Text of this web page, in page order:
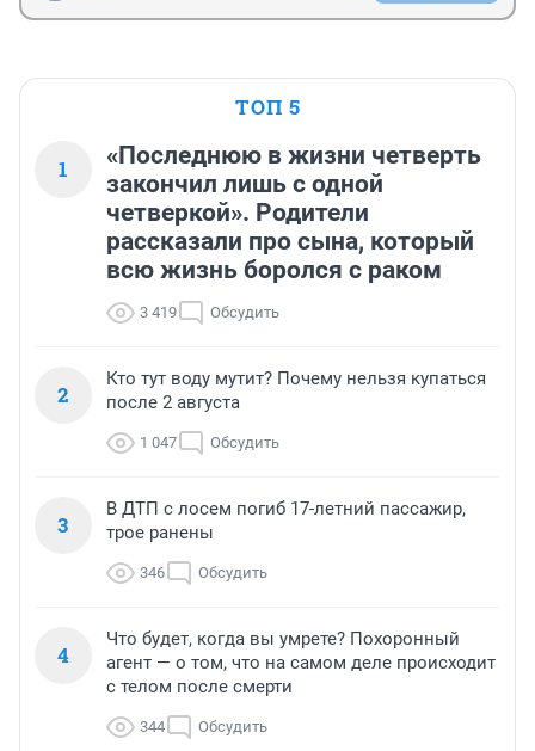
ТОП 5
1
«Последнюю в жизни четверть
закончил лишь с одной
четверкой». Родители
рассказали про сына, который
всю жизнь боролся с раком
3 419 Обсудить
2
Кто тут воду мутит? Почему нельзя купаться
после 2 августа
1 047 Обсудить
3
В ДТП с лосем погиб 17-летний пассажир,
трое ранены
346 Обсудить
4
Что будет, когда вы умрете? Похоронный
агент — о том, что на самом деле происходит
с телом после смерти
344 Обсудить